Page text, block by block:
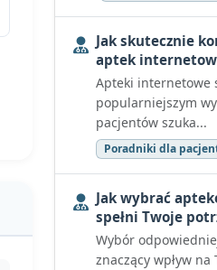
Jak skutecznie
aptek
Apteki internetowe
popularniejszym
pacjentów szuka...
Poradniki dla
Jak wybrać
spełni Twoje
Wybór
znaczący wpływ